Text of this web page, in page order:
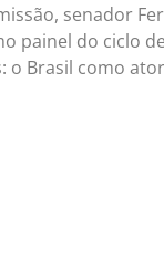
senador
painel do ciclo
o Brasil como